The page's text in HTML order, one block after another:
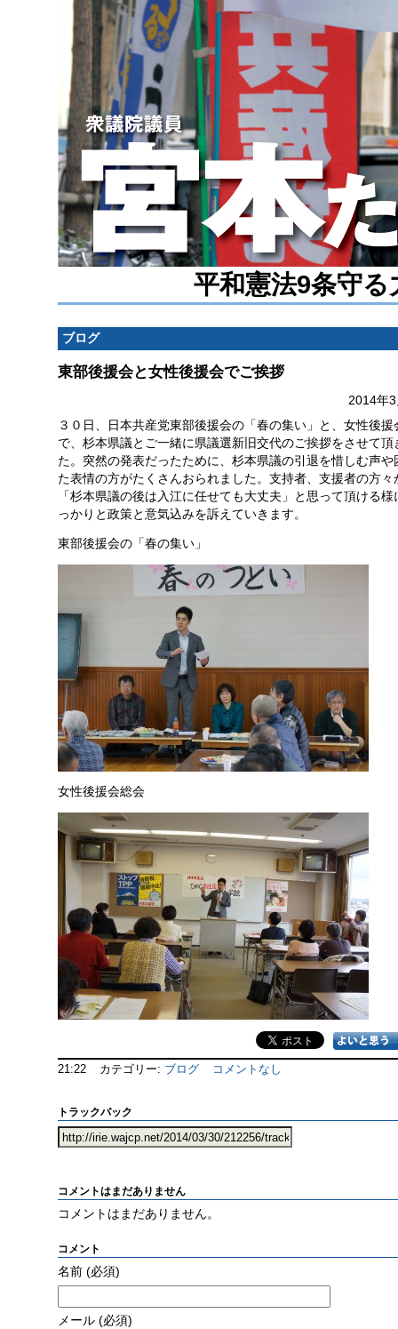
平和憲法9条守
ブログ
東部後援会と女性後援会でご挨拶
2014年
３０日、日本共産党東部後援会の「春の集い」と、女性後援
で、杉本県議とご一緒に県議選新旧交代のご挨拶をさせて頂
た。突然の発表だったために、杉本県議の引退を惜しむ声や
た表情の方がたくさんおられました。支持者、支援者の方々
「杉本県議の後は入江に任せても大丈夫」と思って頂ける様
っかりと政策と意気込みを訴えていきます。
東部後援会の「春の集い」
女性後援会総会
21:22 カテゴリー: ブログ コメントなし
トラックバック
コメントはまだありません
コメントはまだありません。
コメント
名前 (必須)
メール (必須)